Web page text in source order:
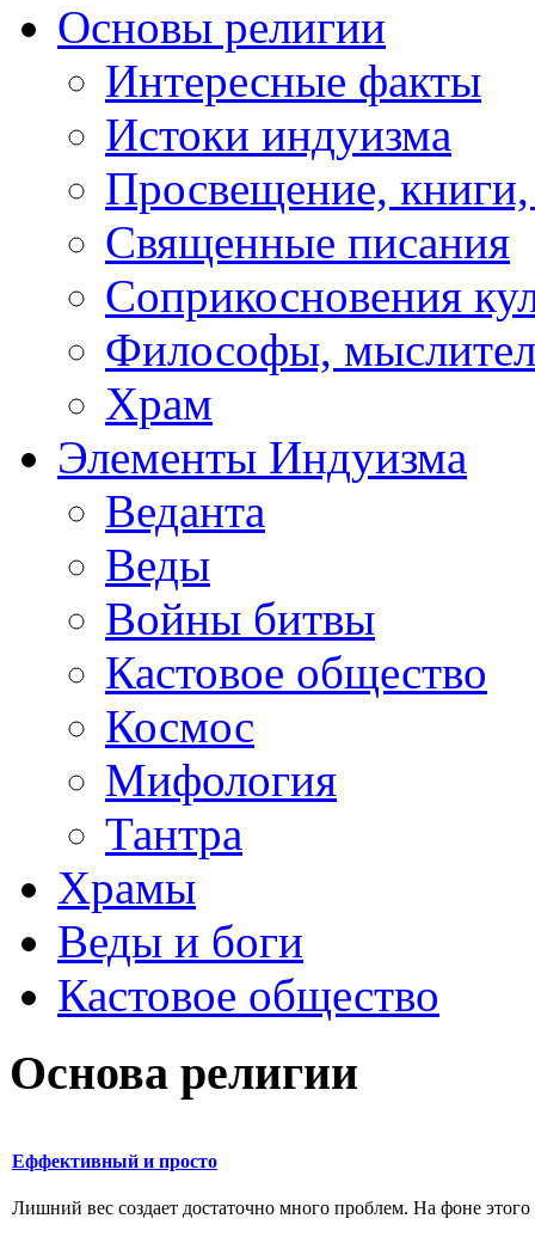
Основы религии
Интересные факты
Истоки индуизма
Просвещение, книги,
Священные писания
Соприкосновения
Философы,
Храм
Элементы Индуизма
Веданта
Веды
Войны битвы
Кастовое общество
Космос
Мифология
Тантра
Храмы
Веды и боги
Кастовое общество
Основа религии
Еффективный и просто
Лишний вес создает достаточно много проблем. На фоне